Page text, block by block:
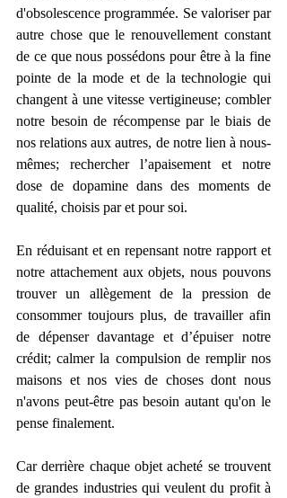
d'obsolescence programmée. Se valoriser par
autre chose que le renouvellement constant
de ce que nous possédons pour être à la fine
pointe de la mode et de la technologie qui
changent à une vitesse vertigineuse; combler
notre besoin de récompense par le biais de
nos relations aux autres, de notre lien à nous-
mêmes; rechercher l’apaisement et notre
dose de dopamine dans des moments de
qualité, choisis par et pour soi.
En réduisant et en repensant notre rapport et
notre attachement aux objets, nous pouvons
trouver un allègement de la pression de
consommer toujours plus, de travailler afin
de dépenser davantage et d’épuiser notre
crédit; calmer la compulsion de remplir nos
maisons et nos vies de choses dont nous
n'avons peut-être pas besoin autant qu'on le
pense finalement.
Car derrière chaque objet acheté se trouvent
de grandes industries qui veulent du profit à